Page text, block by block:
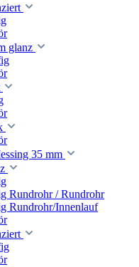
glanz
35 mm
Rundrohr / Rundrohr
Rundrohr/Innenlauf